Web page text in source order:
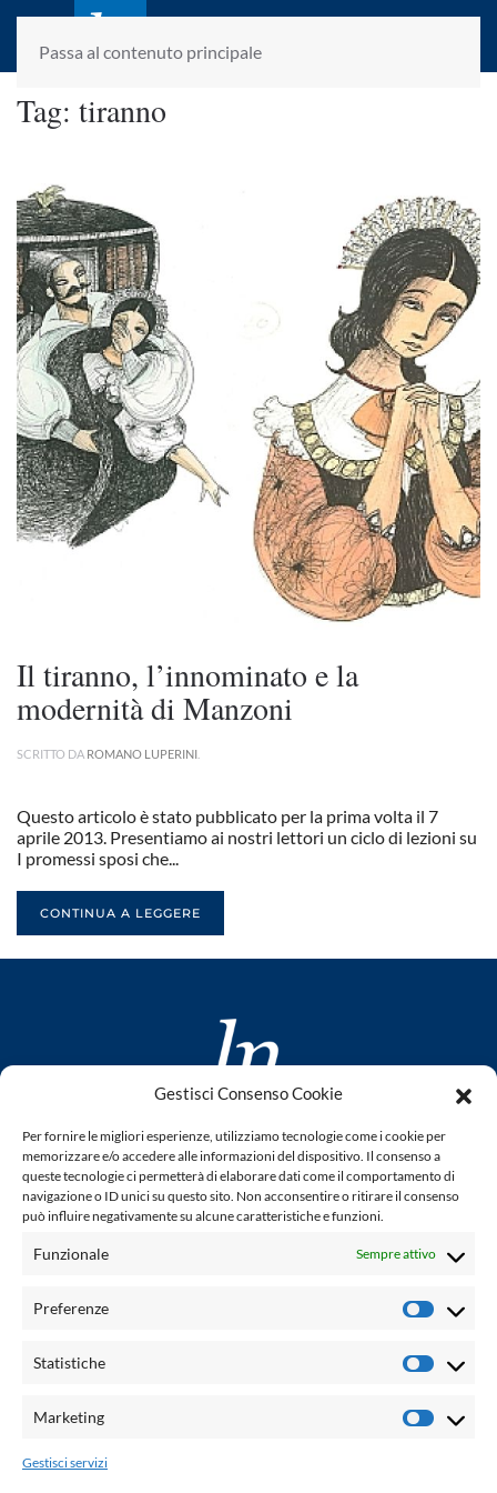
Gestisci Consenso Cookie
Per fornire le migliori esperienze, utilizziamo tecnologie come i cookie per
memorizzare e/o accedere alle informazioni del dispositivo. Il consenso a
queste tecnologie ci permetterà di elaborare dati come il comportamento di
navigazione o ID unici su questo sito. Non acconsentire o ritirare il consenso
può influire negativamente su alcune caratteristiche e funzioni.
Funzionale Sempre attivo
Preferenze
Statistiche
Marketing
Gestisci servizi
Passa al contenuto principale
laletteraturaenoi.it
fondato da Romano Luperini
Tag: tiranno
Il tiranno, l’innominato e la
modernità di Manzoni
SCRITTO DA ROMANO LUPERINI
Questo articolo è stato pubblicato per la prima volta il 7
aprile 2013. Presentiamo ai nostri lettori un ciclo di lezioni su
I promessi sposi che...
CONTINUA A LEGGERE
www.laletteraturaenoi.it
fondato da Romano Luperini
Questo blog non rappresenta una testata giornalistica in
quanto viene aggiornato senza alcuna periodicità. Non può
legge n° 62 del 7.03.2001. L'autore non è responsabile per
email: